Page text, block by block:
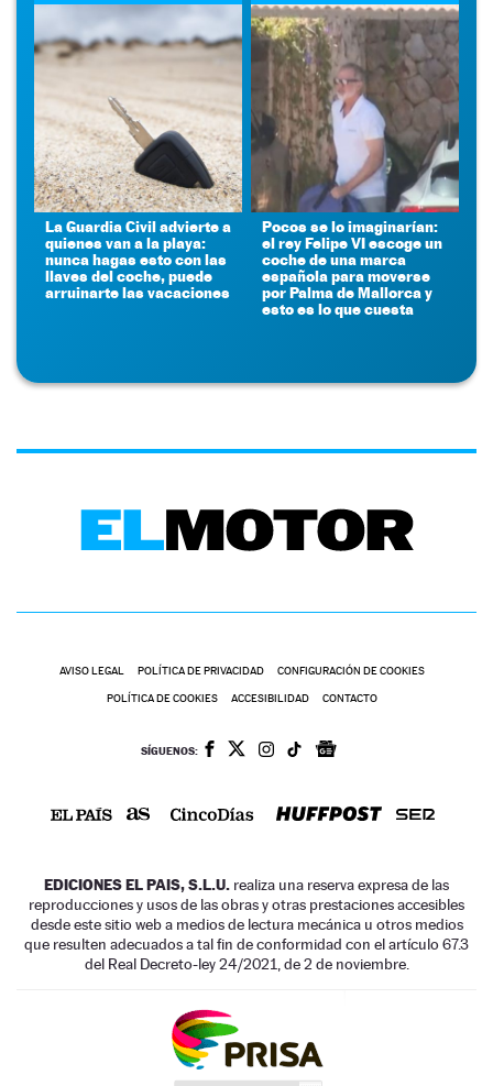
La Guardia Civil advierte a
quienes van a la playa:
nunca hagas esto con las
llaves del coche, puede
arruinarte las vacaciones
Pocos se lo imaginarían:
el rey Felipe VI escoge un
coche de una marca
española para moverse
por Palma de Mallorca y
esto es lo que cuesta
AVISO LEGAL POLÍTICA DE PRIVACIDAD CONFIGURACIÓN DE COOKIES
POLÍTICA DE COOKIES ACCESIBILIDAD CONTACTO
SÍGUENOS:
EDICIONES EL PAIS, S.L.U. realiza una reserva expresa de las
reproducciones y usos de las obras y otras prestaciones accesibles
desde este sitio web a medios de lectura mecánica u otros medios
que resulten adecuados a tal fin de conformidad con el artículo 67.3
del Real Decreto-ley 24/2021, de 2 de noviembre.